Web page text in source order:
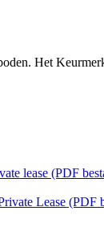
Het
lease (PDF
Lease (PDF